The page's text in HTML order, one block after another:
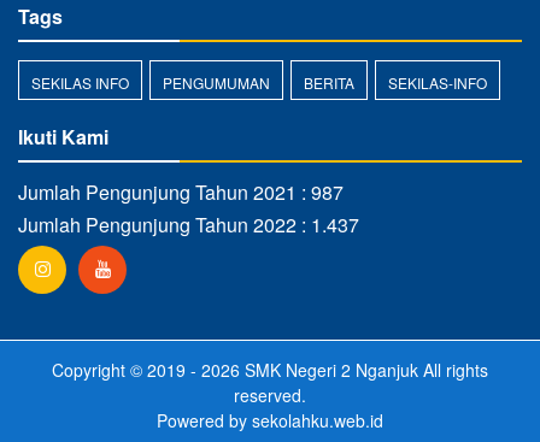
Tags
SEKILAS INFO PENGUMUMAN BERITA SEKILAS-INFO
Ikuti Kami
Jumlah Pengunjung Tahun 2021 : 987
Jumlah Pengunjung Tahun 2022 : 1.437
Copyright © 2019 - 2026 SMK Negeri 2 Nganjuk All rights
reserved.
Powered by sekolahku.web.id